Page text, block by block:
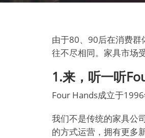
由于80、90后在消费群
往不尽相同。家具市场
1.来，听一听
Four Hands成立于
我们不是传统的家具公
的方式运营，拥有更多